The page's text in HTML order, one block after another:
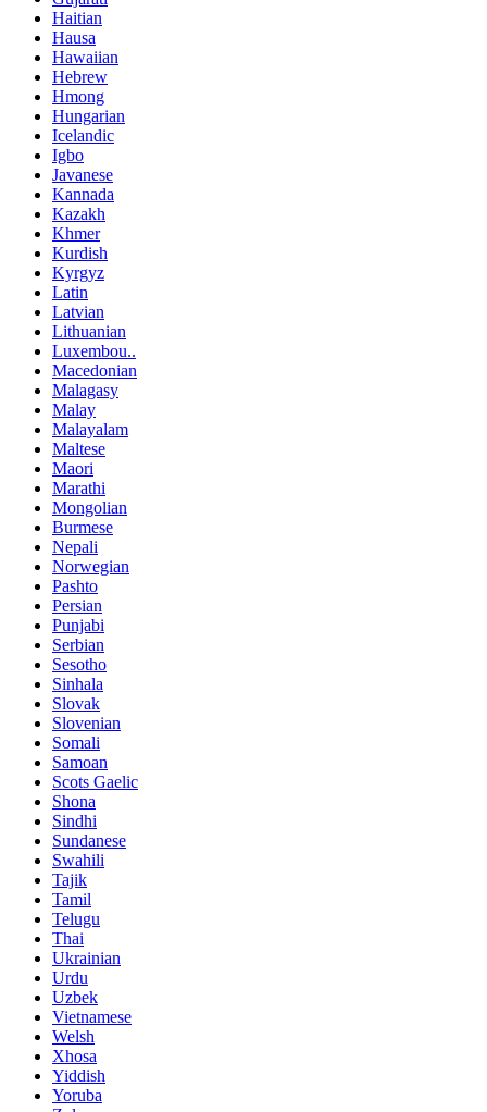
Haitian
Hausa
Hawaiian
Hebrew
Hmong
Hungarian
Icelandic
Igbo
Javanese
Kannada
Kazakh
Khmer
Kurdish
Kyrgyz
Latin
Latvian
Lithuanian
Luxembou..
Macedonian
Malagasy
Malay
Malayalam
Maltese
Maori
Marathi
Mongolian
Burmese
Nepali
Norwegian
Pashto
Persian
Punjabi
Serbian
Sesotho
Sinhala
Slovak
Slovenian
Somali
Samoan
Scots Gaelic
Shona
Sindhi
Sundanese
Swahili
Tajik
Tamil
Telugu
Thai
Ukrainian
Urdu
Uzbek
Vietnamese
Welsh
Xhosa
Yiddish
Yoruba